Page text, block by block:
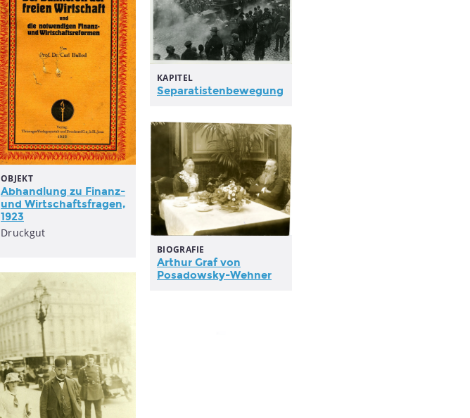
OBJEKT
Abhandlung zu Finanz-
und Wirtschaftsfragen,
1923
Druckgut
KAPITEL
Separatistenbewegung
BIOGRAFIE
Arthur Graf von
Posadowsky-Wehner